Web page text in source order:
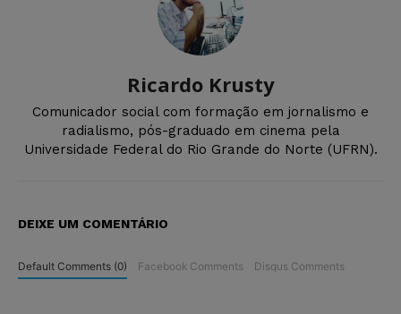
Ricardo Krusty
Comunicador social com formação em jornalismo e
radialismo, pós-graduado em cinema pela
Universidade Federal do Rio Grande do Norte (UFRN).
DEIXE UM COMENTÁRIO
Default Comments (0) Facebook Comments Disqus Comments